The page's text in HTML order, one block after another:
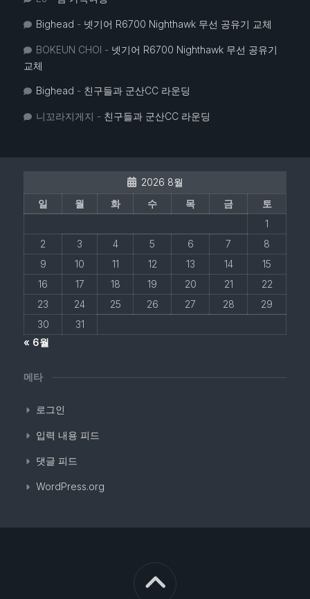
2026 8월
일
월 화 수 목 금
토
1
2
3 4 5 6 7
8
9
10 11 12 13 14
15
16
17 18 19 20 21
22
23
24 25 26 27 28
29
30
31
« 6월
메타
로그인
입력 내용 피드
댓글 피드
WordPress.org
Bighead - 넷기어 R6700 Nighthawk 무선 공유기 교체
BOKEUN CHOI - 넷기어 R6700 Nighthawk 무선 공유기
교체
Bighead - 친구들과 군산CC 라운딩
니꼬라지게지 - 친구들과 군산CC 라운딩